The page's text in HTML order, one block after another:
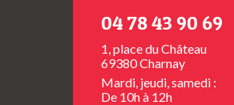
04 78 43 90 69
1, place du Château
69380 Charnay
Mardi, jeudi, samedi :
De 10h à 12h